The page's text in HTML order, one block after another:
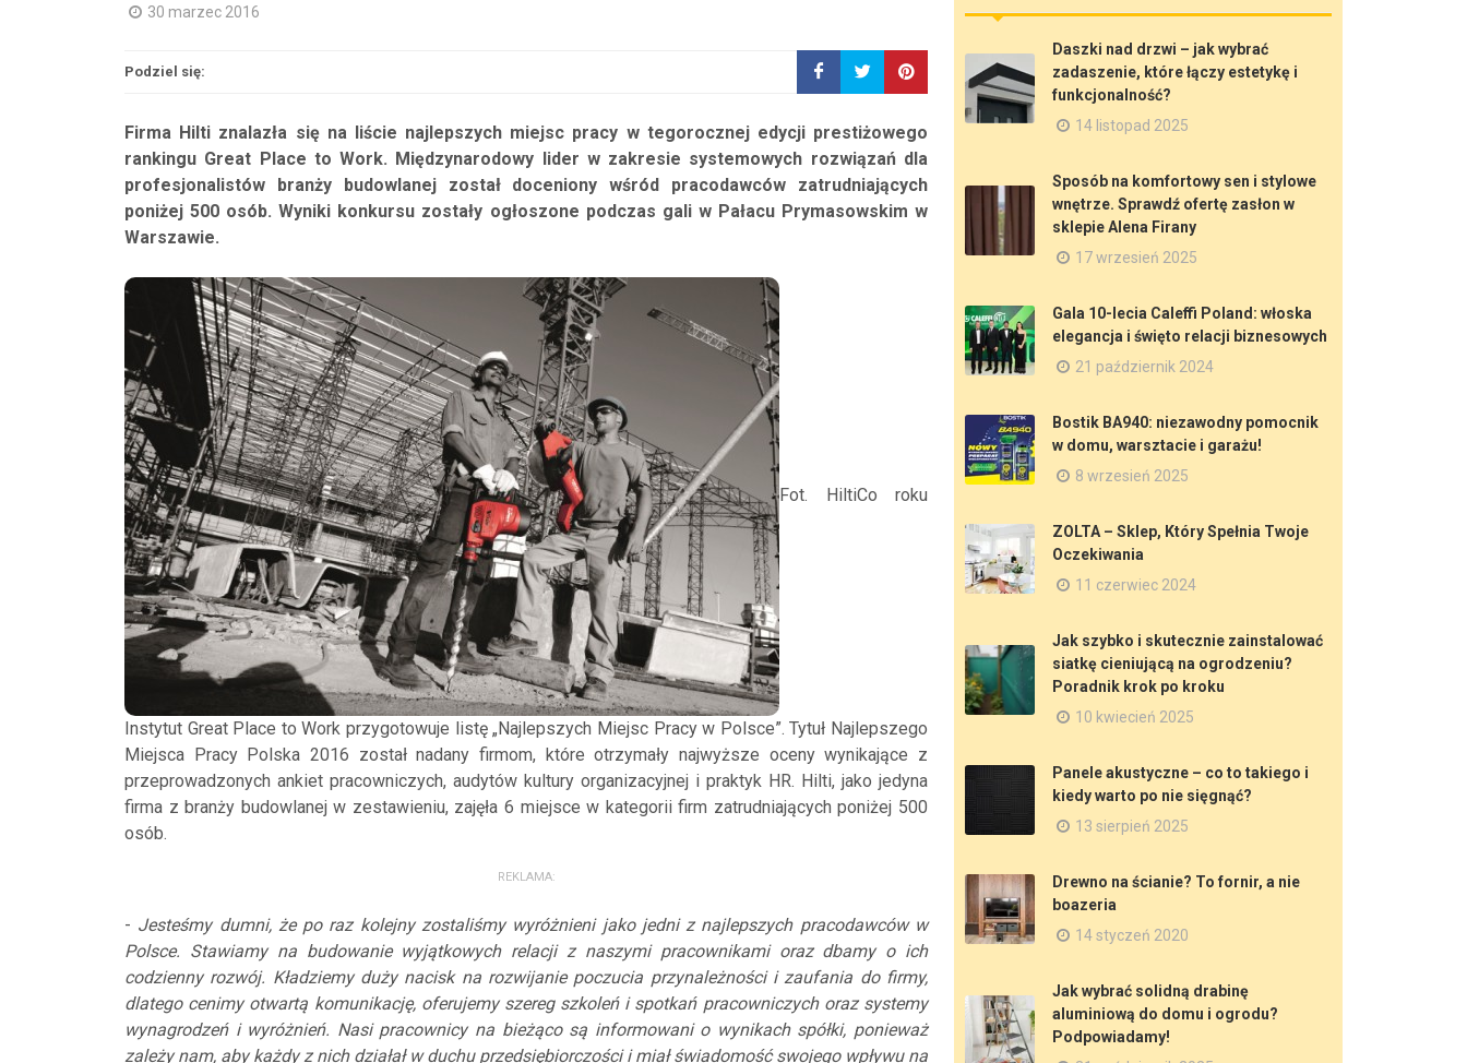
30 marzec 2016
Podziel się:
Firma Hilti znalazła się na liście najlepszych miejsc pracy w tegorocznej edycji prestiżowego
rankingu Great Place to Work. Międzynarodowy lider w zakresie systemowych rozwiązań dla
profesjonalistów branży budowlanej został doceniony wśród pracodawców zatrudniających
poniżej 500 osób. Wyniki konkursu zostały ogłoszone podczas gali w Pałacu Prymasowskim w
Warszawie.
Fot. HiltiCo roku
Instytut Great Place to Work przygotowuje listę „Najlepszych Miejsc Pracy w Polsce”. Tytuł Najlepszego
Miejsca Pracy Polska 2016 został nadany firmom, które otrzymały najwyższe oceny wynikające z
przeprowadzonych ankiet pracowniczych, audytów kultury organizacyjnej i praktyk HR. Hilti, jako jedyna
firma z branży budowlanej w zestawieniu, zajęła 6 miejsce w kategorii firm zatrudniających poniżej 500
osób.
REKLAMA:
- Jesteśmy dumni, że po raz kolejny zostaliśmy wyróżnieni jako jedni z najlepszych pracodawców w
Polsce. Stawiamy na budowanie wyjątkowych relacji z naszymi pracownikami oraz dbamy o ich
codzienny rozwój. Kładziemy duży nacisk na rozwijanie poczucia przynależności i zaufania do firmy,
dlatego cenimy otwartą komunikację, oferujemy szereg szkoleń i spotkań pracowniczych oraz systemy
wynagrodzeń i wyróżnień. Nasi pracownicy na bieżąco są informowani o wynikach spółki, ponieważ
zależy nam, aby każdy z nich działał w duchu przedsiębiorczości i miał świadomość swojego wpływu na
Daszki nad drzwi – jak wybrać
zadaszenie, które łączy estetykę i
funkcjonalność?
14 listopad 2025
Sposób na komfortowy sen i stylowe
wnętrze. Sprawdź ofertę zasłon w
sklepie Alena Firany
17 wrzesień 2025
Gala 10-lecia Caleffi Poland: włoska
elegancja i święto relacji biznesowych
21 październik 2024
Bostik BA940: niezawodny pomocnik
w domu, warsztacie i garażu!
8 wrzesień 2025
ZOLTA – Sklep, Który Spełnia Twoje
Oczekiwania
11 czerwiec 2024
Jak szybko i skutecznie zainstalować
siatkę cieniującą na ogrodzeniu?
Poradnik krok po kroku
10 kwiecień 2025
Panele akustyczne – co to takiego i
kiedy warto po nie sięgnąć?
13 sierpień 2025
Drewno na ścianie? To fornir, a nie
boazeria
14 styczeń 2020
Jak wybrać solidną drabinę
aluminiową do domu i ogrodu?
Podpowiadamy!